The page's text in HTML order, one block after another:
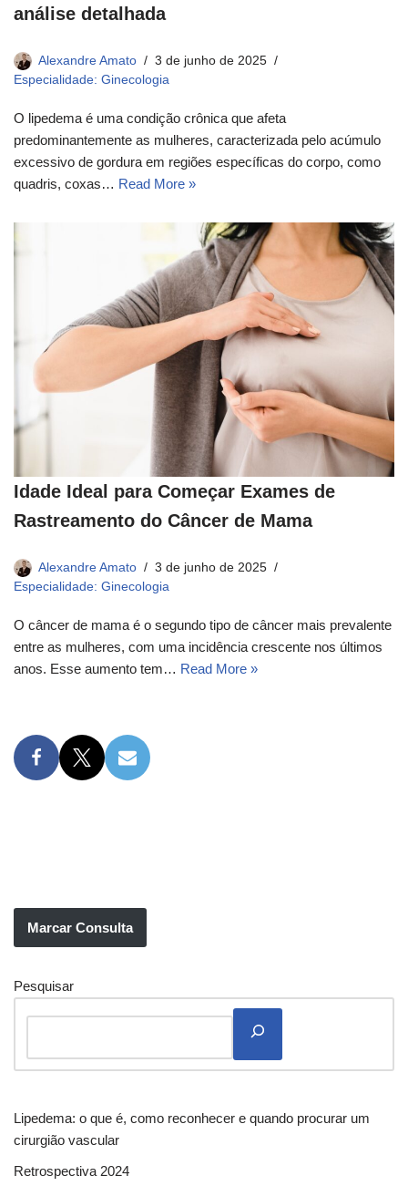
análise detalhada
Alexandre Amato
3 de junho de 2025
Especialidade: Ginecologia
O lipedema é uma condição crônica que afeta
predominantemente as mulheres, caracterizada pelo acúmulo
excessivo de gordura em regiões específicas do corpo, como
quadris, coxas… Read More »
Idade Ideal para Começar Exames de
Rastreamento do Câncer de Mama
Alexandre Amato
3 de junho de 2025
Especialidade: Ginecologia
O câncer de mama é o segundo tipo de câncer mais prevalente
entre as mulheres, com uma incidência crescente nos últimos
anos. Esse aumento tem… Read More »
Marcar Consulta
Pesquisar
Lipedema: o que é, como reconhecer e quando procurar um
cirurgião vascular
Retrospectiva 2024